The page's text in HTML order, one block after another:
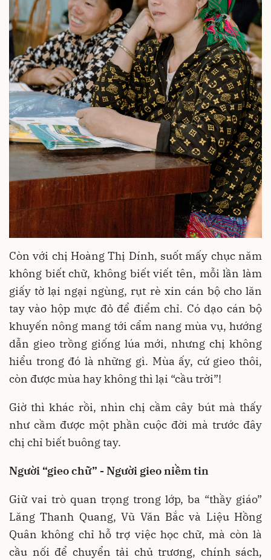
Còn với chị Hoàng Thị Dính, suốt mấy chục năm
không biết chữ, không biết viết tên, mỗi lần làm
giấy tờ lại ngại ngùng, rụt rè xin cán bộ cho lăn
tay vào hộp mực đỏ để điểm chỉ. Có dạo cán bộ
khuyến nông mang tới cẩm nang mùa vụ, hướng
dẫn gieo trồng giống lúa mới, nhưng chị không
hiểu trong đó là những gì. Mùa ấy, cứ gieo thôi,
còn được mùa hay không thì lại “cầu trời”!
Giờ thì khác rồi, nhìn chị cầm cây bút mà thấy
như cầm được một phần cuộc đời mà trước đây
chị chỉ biết buông tay.
Người “gieo chữ” - Người gieo niềm tin
Giữ vai trò quan trọng trong lớp, ba “thầy giáo”
Lăng Thanh Quang, Vũ Văn Bắc và Liệu Hồng
Quân không chỉ hỗ trợ việc học chữ, mà còn là
cầu nối để chuyển tải chủ trương, chính sách,